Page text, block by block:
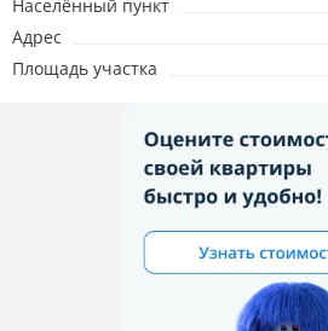
Населённый пункт
Адрес
Площадь участка